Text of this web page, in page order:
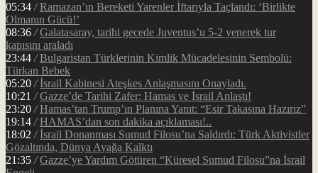
05:34 / Ramazan’ın Bereketi Yarenler İftarıyla Taçlandı: ‘Birlikte
Olmanın Gücü!’
08:36 / Galatasaray, tarihi gecede Juventus’u 5-2 yenerek tur
kapısını araladı
23:44 / Bulgaristan Türklerinin Kimlik Mücadelesinin Sembolü:
Türkan Bebek
05:20 / İsrail Kabinesi Ateşkes Anlaşmasını Onayladı.
10:21 / Gazze’de Tarihi Zafer: Hamas ve İsrail Anlaştı!
23:20 / Hamas’tan Trump’ın Planına Yanıt: “Esir Takasına Hazırız”
19:14 / HAMAS’dan son dakika açıklaması!..
18:02 / İsrail Donanması Sumud Filosu’na Saldırdı: Türk Aktivistler
Gözaltında, Dünya Ayağa Kalktı
21:35 / Gazze’ye Yardım Götüren “Küresel Sumud Filosu”na İsrail